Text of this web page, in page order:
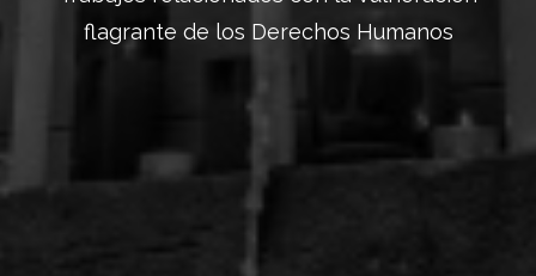
flagrante de los Derechos Humanos